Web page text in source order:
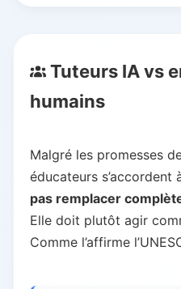
Tuteurs IA vs
humains
Malgré les promesses
éducateurs s’accordent
pas remplacer
Elle doit plutôt agir
Comme l’affirme